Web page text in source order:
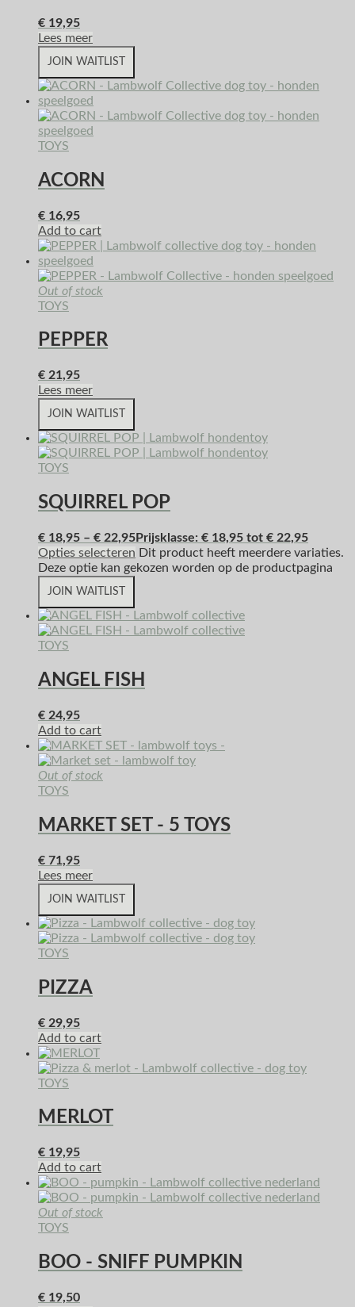
€ 19,95
Lees meer
JOIN WAITLIST
TOYS
ACORN
€ 16,95
Add to cart
Out of stock
TOYS
PEPPER
€ 21,95
Lees meer
JOIN WAITLIST
TOYS
SQUIRREL POP
€ 18,95 – € 22,95Prijsklasse: € 18,95 tot € 22,95
Opties selecteren Dit product heeft meerdere variaties.
Deze optie kan gekozen worden op de productpagina
JOIN WAITLIST
TOYS
ANGEL FISH
€ 24,95
Add to cart
Out of stock
TOYS
MARKET SET - 5 TOYS
€ 71,95
Lees meer
JOIN WAITLIST
TOYS
PIZZA
€ 29,95
Add to cart
TOYS
MERLOT
€ 19,95
Add to cart
Out of stock
TOYS
BOO - SNIFF PUMPKIN
€ 19,50